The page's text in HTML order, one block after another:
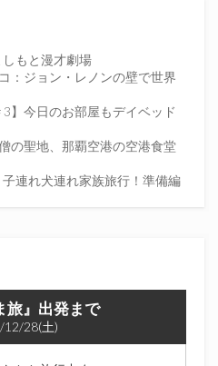
しもと漫才劇場
：ジョン・レノンの壁で世界
3】今日のお部屋もデイベッド
の聖地、那覇空港の空港食堂
子連れ犬連れ家族旅行！準備編
旅』出発まで
12/28(土)